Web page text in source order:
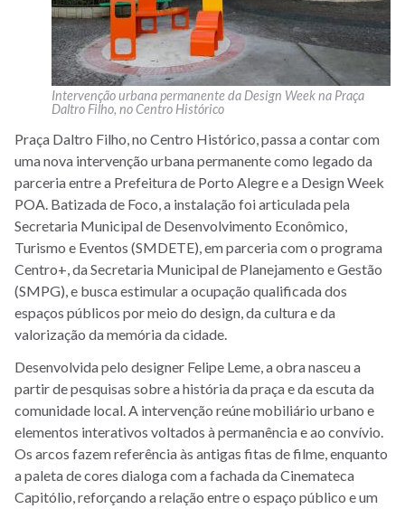
Intervenção urbana permanente da Design Week na Praça
Daltro Filho, no Centro Histórico
Praça Daltro Filho, no Centro Histórico, passa a contar com
uma nova intervenção urbana permanente como legado da
parceria entre a Prefeitura de Porto Alegre e a Design Week
POA. Batizada de Foco, a instalação foi articulada pela
Secretaria Municipal de Desenvolvimento Econômico,
Turismo e Eventos (SMDETE), em parceria com o programa
Centro+, da Secretaria Municipal de Planejamento e Gestão
(SMPG), e busca estimular a ocupação qualificada dos
espaços públicos por meio do design, da cultura e da
valorização da memória da cidade.
Desenvolvida pelo designer Felipe Leme, a obra nasceu a
partir de pesquisas sobre a história da praça e da escuta da
comunidade local. A intervenção reúne mobiliário urbano e
elementos interativos voltados à permanência e ao convívio.
Os arcos fazem referência às antigas fitas de filme, enquanto
a paleta de cores dialoga com a fachada da Cinemateca
Capitólio, reforçando a relação entre o espaço público e um